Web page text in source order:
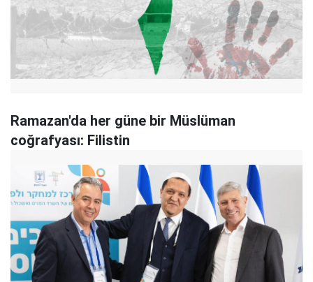
Ramazan'da her güne bir Müslüman
coğrafyası: Filistin